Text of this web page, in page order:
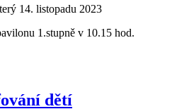
14. listopadu 2023
1.stupně v 10.15 hod.
dětí